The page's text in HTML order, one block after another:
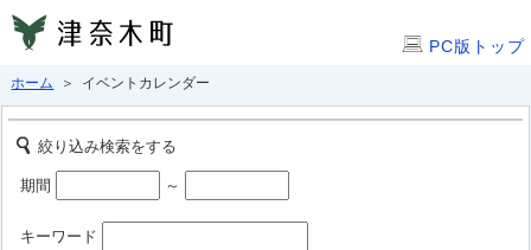
PC版トップ
ホーム ＞ イベントカレンダー
絞り込み検索をする
期間 ～
キーワード